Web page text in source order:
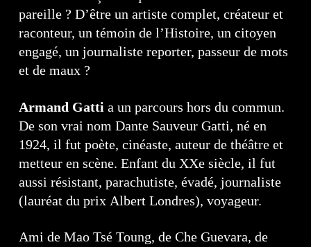
pareille ? D’être un artiste complet, créateur et
raconteur, un témoin de l’Histoire, un citoyen
engagé, un journaliste reporter, passeur de mots
et de maux ?
Armand Gatti a un parcours hors du commun.
De son vrai nom Dante Sauveur Gatti, né en
1924, il fut poète, cinéaste, auteur de théâtre et
metteur en scène. Enfant du XXe siècle, il fut
aussi résistant, parachutiste, évadé, journaliste
(lauréat du prix Albert Londres), voyageur.
Ami de Mao Tsé Toung, de Che Guevara, de